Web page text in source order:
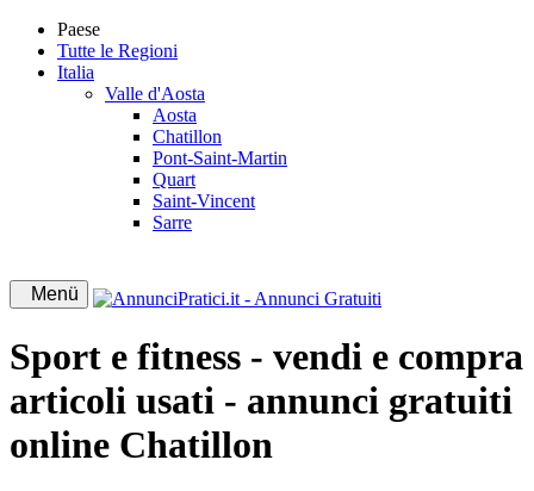
Paese
Tutte le Regioni
Italia
Valle d'Aosta
Aosta
Chatillon
Pont-Saint-Martin
Quart
Saint-Vincent
Sarre
Menü
Sport e fitness - vendi e compra
articoli usati - annunci gratuiti
online Chatillon